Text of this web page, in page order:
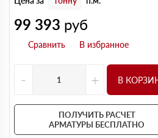
99 393 руб
- + В
ПОЛУЧИТЬ РАСЧЕТ
АРМАТУРЫ БЕСПЛАТНО